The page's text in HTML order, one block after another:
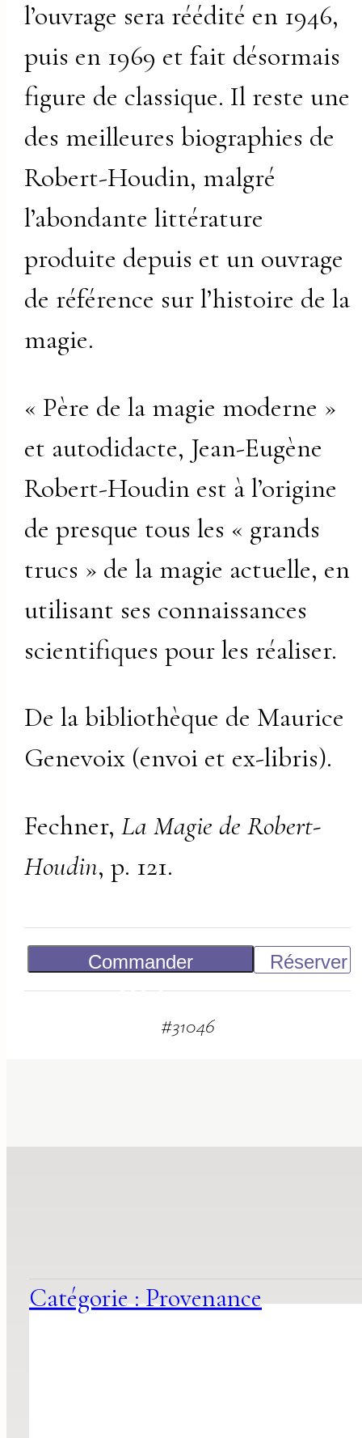
l’ouvrage sera réédité en 1946,
puis en 1969 et fait désormais
figure de classique. Il reste une
des meilleures biographies de
Robert-Houdin, malgré
l’abondante littérature
produite depuis et un ouvrage
de référence sur l’histoire de la
magie.
« Père de la magie moderne »
et autodidacte, Jean-Eugène
Robert-Houdin est à l’origine
de presque tous les « grands
trucs » de la magie actuelle, en
utilisant ses connaissances
scientifiques pour les réaliser.
De la bibliothèque de Maurice
Genevoix (envoi et ex-libris).
Fechner,La Magie de Robert-
Houdin, p. 121.
Commander
Réserver
#31046
Catégorie : Provenance